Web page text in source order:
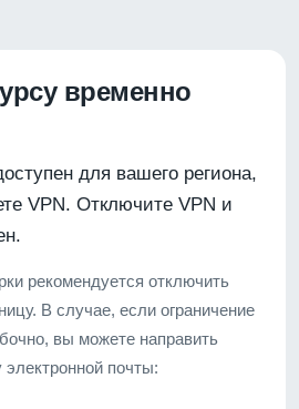
временно
для вашего региона,
VPN. Отключите VPN и
рекомендуется отключить
В случае, если ограничение
вы можете направить
почты: